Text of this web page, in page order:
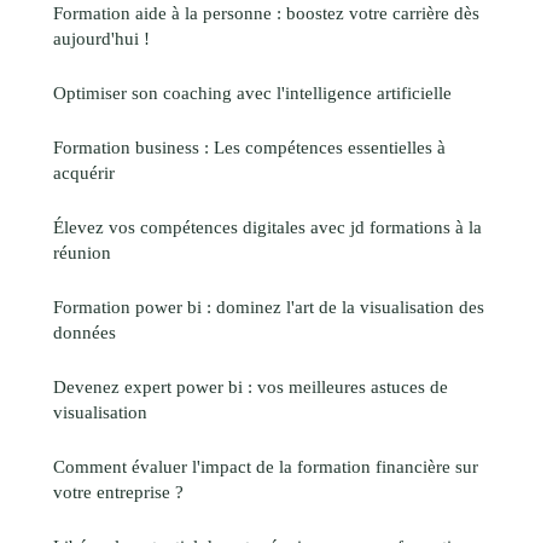
Formation aide à la personne : boostez votre carrière dès
aujourd'hui !
Optimiser son coaching avec l'intelligence artificielle
Formation business : Les compétences essentielles à
acquérir
Élevez vos compétences digitales avec jd formations à la
réunion
Formation power bi : dominez l'art de la visualisation des
données
Devenez expert power bi : vos meilleures astuces de
visualisation
Comment évaluer l'impact de la formation financière sur
votre entreprise ?